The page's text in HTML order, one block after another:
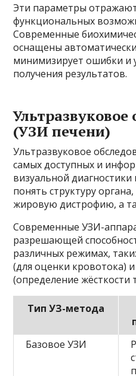
Эти параметры
функциональных
Современные
оснащены
минимизирует ошибки и
получения результатов.
(УЗИ печени)
Ультразвуковое
самых доступных и
визуальной
понять структуру
жировую дистрофию, а
Современные УЗИ-
разрешающей
различных режимах,
(для оценки кровотока) и
(определение жёсткости
Тип УЗ-метода
Базовое УЗИ